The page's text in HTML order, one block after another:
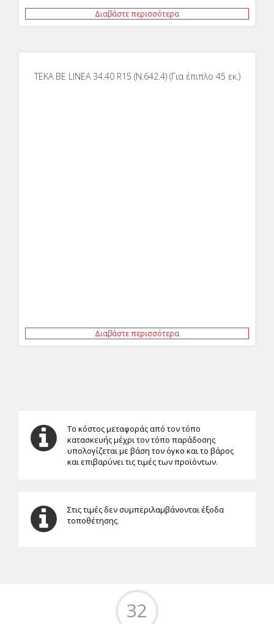
Διαβάστε περισσότερα
ΤΕΚΑ BE LINEA 34.40 R15 (N.642.4) (Για έπιπλο 45 εκ.)
Διαβάστε περισσότερα
Το κόστος μεταφοράς από τον τόπο
κατασκευής μέχρι τον τόπο παράδοσης
υπολογίζεται με βάση τον όγκο και το βάρος
και επιβαρύνει τις τιμές των προϊόντων.
Στις τιμές δεν συμπεριλαμβάνονται έξοδα
τοποθέτησης.
32